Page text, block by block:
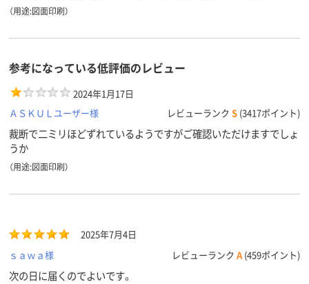
（用途:図面印刷）
参考になっている低評価のレビュー
2024年1月17日
ＡＳＫＵＬユーザー様
レビューランク S (3417ポイント)
裁断で二ミリほどずれているようですがご確認いただけますでしょ
うか
（用途:図面印刷）
2025年7月4日
ｓａｗａ様
レビューランク A (459ポイント)
次の日に届くのでよいです。